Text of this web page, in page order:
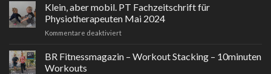
Klein, aber mobil. PT Fachzeitschrift für
Physiotherapeuten Mai 2024
Kommentare deaktiviertfür
aber
mobil.
BR Fitnessmagazin – Workout Stacking – 10minuten
Workouts